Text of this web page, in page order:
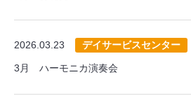
2026.03.23 デイサービスセンター
3月 ハーモニカ演奏会